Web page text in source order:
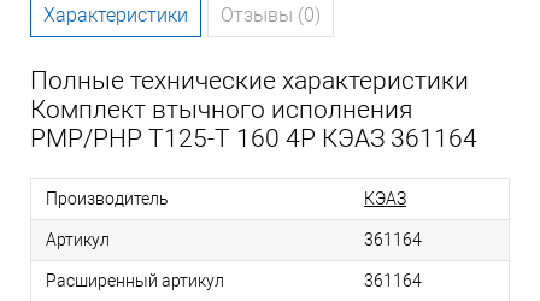
Характеристики Отзывы (0)
Полные технические характеристики
Комплект втычного исполнения
PMP/PHP T125-T 160 4P КЭАЗ 361164
Производитель КЭАЗ
Артикул 361164
Расширенный артикул 361164